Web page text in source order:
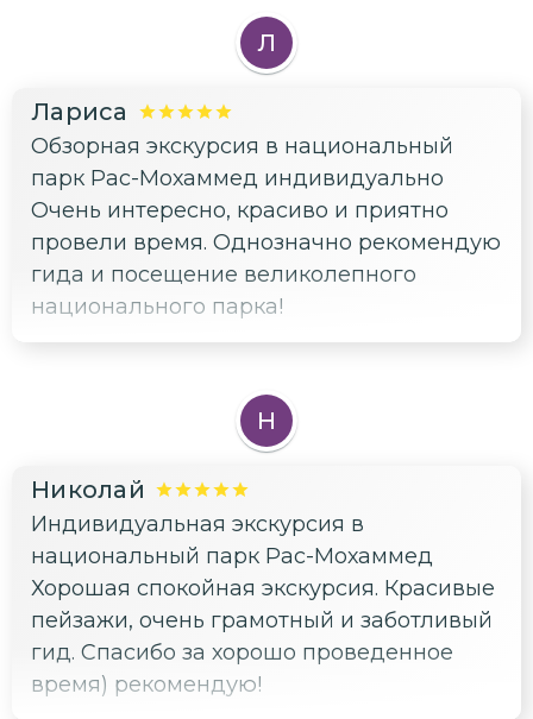
топовые места Египта за 1 день
Л
Лариса
Обзорная экскурсия в национальный
парк Рас-Мохаммед индивидуально
Очень интересно, красиво и приятно
провели время. Однозначно рекомендую
гида и посещение великолепного
национального парка!
Н
Николай
Индивидуальная экскурсия в
национальный парк Рас-Мохаммед
Хорошая спокойная экскурсия. Красивые
пейзажи, очень грамотный и заботливый
гид. Спасибо за хорошо проведенное
время) рекомендую!